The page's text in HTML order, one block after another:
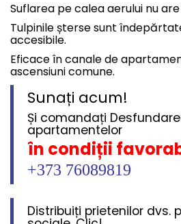
Suflarea pe calea aerului nu
Tulpinile șterse sunt
accesibile.
Eficace în canale de
ascensiuni comune.
Sunați acum!
Și comandați
apartamentelor
în condiții
+373 76089819
Distribuiți prietenilor dvs.